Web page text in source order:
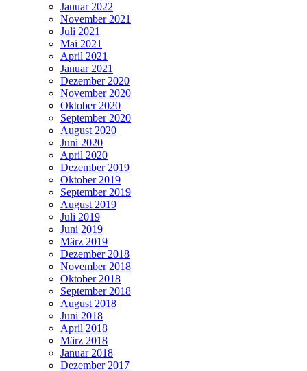
Januar 2022
November 2021
Juli 2021
Mai 2021
April 2021
Januar 2021
Dezember 2020
November 2020
Oktober 2020
September 2020
August 2020
Juni 2020
April 2020
Dezember 2019
Oktober 2019
September 2019
August 2019
Juli 2019
Juni 2019
März 2019
Dezember 2018
November 2018
Oktober 2018
September 2018
August 2018
Juni 2018
April 2018
März 2018
Januar 2018
Dezember 2017